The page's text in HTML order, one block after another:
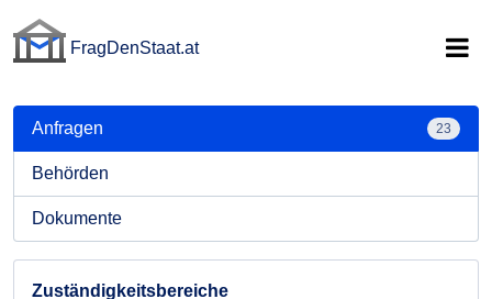
FragDenStaat.at
Anfragen 23
Behörden
Dokumente
Zuständigkeitsbereiche